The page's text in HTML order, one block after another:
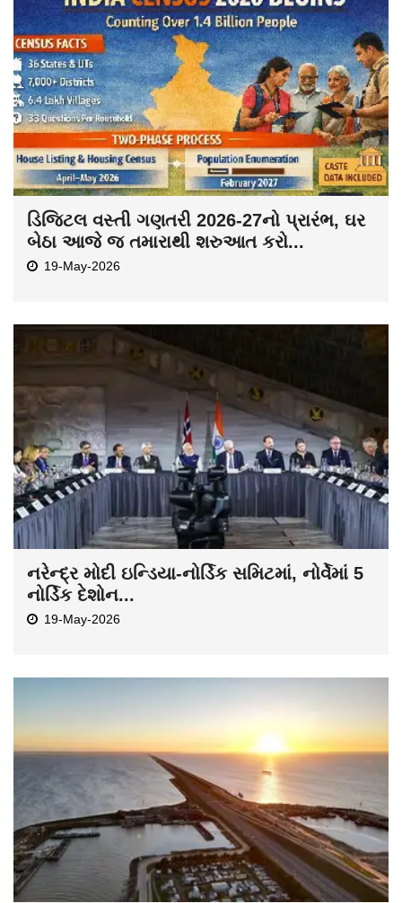
ડિજિટલ વસ્તી ગણતરી 2026-27નો પ્રારંભ, ઘર
બેઠા આજે જ તમારાથી શરુઆત કરો...
19-May-2026
નરેન્દ્ર મોદી ઇન્ડિયા-નોર્ડિક સમિટમાં, નોર્વેમાં 5
નોર્ડિક દેશોન...
19-May-2026